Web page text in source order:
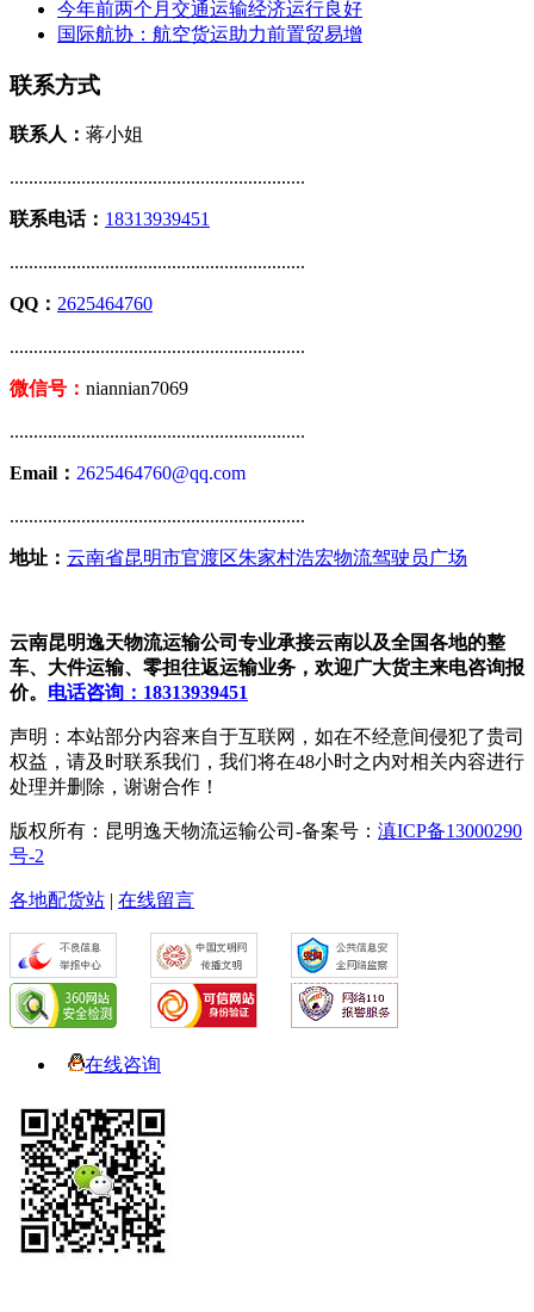
今年前两个月交通运输经济运行良好
国际航协：航空货运助力前置贸易增
联系方式
联系人： 蒋小姐
..............................................................
联系电话： 18313939451
..............................................................
QQ： 2625464760
..............................................................
微信号： niannian7069
..............................................................
Email： 2625464760@qq.com
..............................................................
地址： 云南省昆明市官渡区朱家村浩宏物流驾驶员广场
云南昆明逸天物流运输公司专业承接云南以及全国各地的整
车、大件运输、零担往返运输业务，欢迎广大货主来电咨询报
价。 电话咨询：18313939451
声明：本站部分内容来自于互联网，如在不经意间侵犯了贵司
权益，请及时联系我们，我们将在48小时之内对相关内容进行
处理并删除，谢谢合作！
版权所有：昆明逸天物流运输公司-备案号： 滇ICP备13000290
号-2
各地配货站 | 在线留言
在线咨询